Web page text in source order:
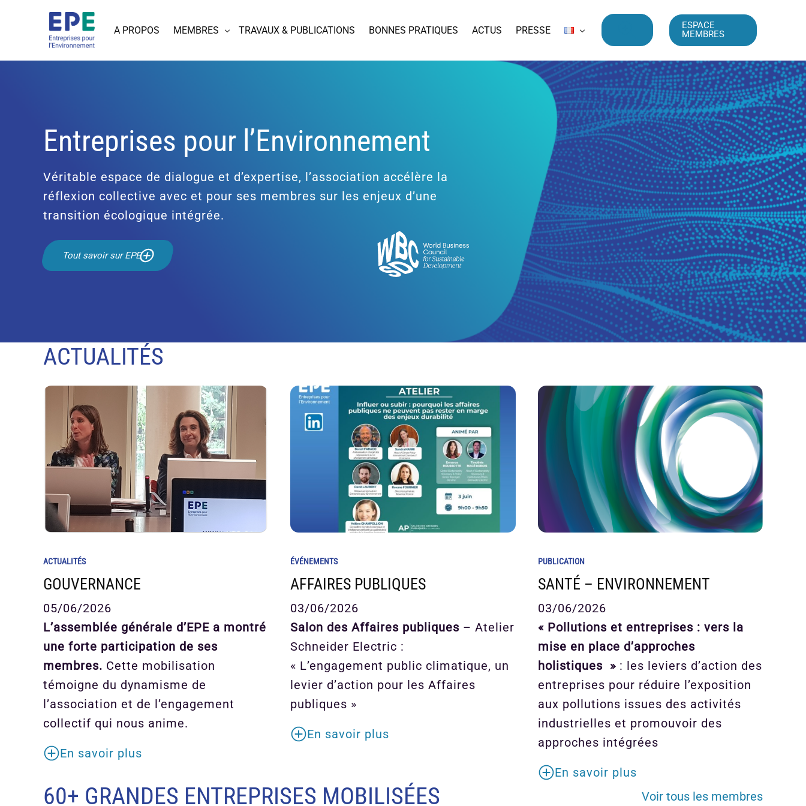
A PROPOS MEMBRES TRAVAUX & PUBLICATIONS BONNES PRATIQUES ACTUS PRESSE
ESPACE
MEMBRES
Entreprises pour l’Environnement
Véritable espace de dialogue et d’expertise, l’association accélère la
réflexion collective avec et pour ses membres sur les enjeux d’une
transition écologique intégrée.
Tout savoir sur EPE
ACTUALITÉS
ACTUALITÉS
GOUVERNANCE
05/06/2026
L’assemblée générale d’EPE a montré
une forte participation de ses
membres. Cette mobilisation
témoigne du dynamisme de
l’association et de l’engagement
collectif qui nous anime.
En savoir plus
ÉVÉNEMENTS
AFFAIRES PUBLIQUES
03/06/2026
Salon des Affaires publiques – Atelier
Schneider Electric :
« L’engagement public climatique, un
levier d’action pour les Affaires
publiques »
En savoir plus
PUBLICATION
SANTÉ – ENVIRONNEMENT
03/06/2026
« Pollutions et entreprises : vers la
mise en place d’approches
holistiques »: les leviers d’action des
entreprises pour réduire l’exposition
aux pollutions issues des activités
industrielles et promouvoir des
approches intégrées
En savoir plus
60+ GRANDES ENTREPRISES MOBILISÉES Voir tous les membres